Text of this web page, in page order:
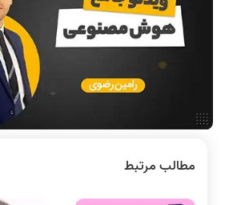
آمادگی برای کنکور
دانشگاه ها
اخبار آزمون ها
دروس مهندسی کامپیوتر
مطالب مرتبط